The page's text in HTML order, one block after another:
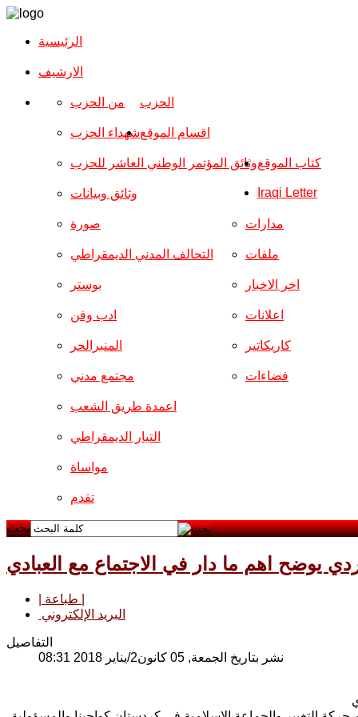
الرئيسية
الارشیف
الحزب من الحزب
شهداء الحزب
وثائق المؤتمر الوطني العاشر للحزب
وثائق وبيانات
اقسام الموقع
صورة
التحالف المدني الديمقراطي
بوستر
ادب وفن
المنبرالحر
مجتمع مدني
مدارات
ملفات
اخر الاخبار
اعلانات
كاريكاتير
فضاءات
اعمدة طريق الشعب
التيار الديمقراطي
مواساة
تقدم
كتاب الموقع
Iraqi Letter
بحث
يوضح اهم ما دار في الاجتماع مع العبادي
البريد الإلكتروني
التفاصيل
نشر بتاريخ الجمعة, 05 كانون2/يناير 2018 08:31